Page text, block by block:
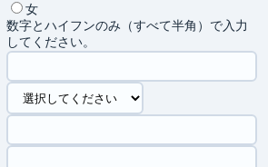
女
数字とハイフンのみ（すべて半角）で入力
してください。